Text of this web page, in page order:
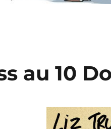
au 10